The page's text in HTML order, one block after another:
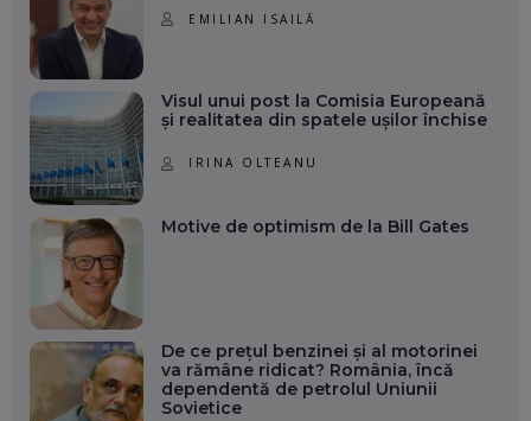
EMILIAN ISAILĂ
Visul unui post la Comisia Europeană
și realitatea din spatele ușilor închise
IRINA OLTEANU
Motive de optimism de la Bill Gates
De ce prețul benzinei și al motorinei
va rămâne ridicat? România, încă
dependentă de petrolul Uniunii
Sovietice